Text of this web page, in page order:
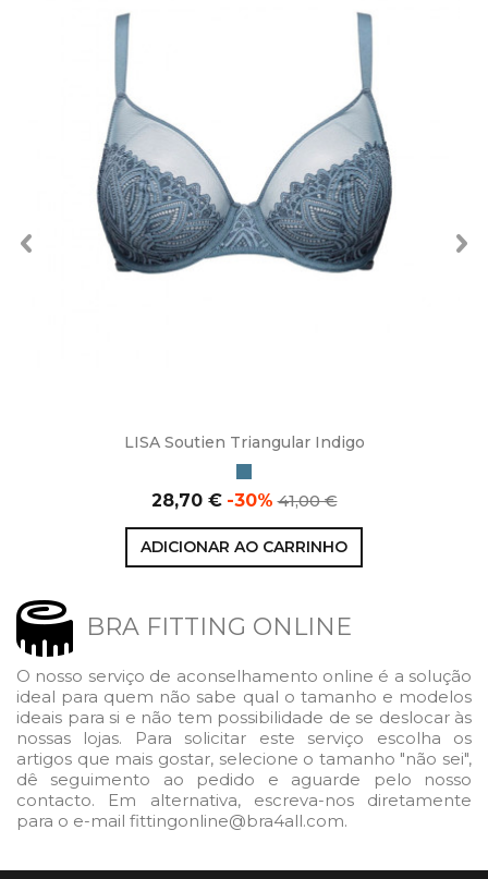
LISA Soutien Triangular Indigo
Preço
28,70 € -30% Preço
41,00 €
ADICIONAR AO CARRINHO
BRA FITTING ONLINE
O nosso serviço de aconselhamento online é a solução
ideal para quem não sabe qual o tamanho e modelos
ideais para si e não tem possibilidade de se deslocar às
nossas lojas. Para solicitar este serviço escolha os
artigos que mais gostar, selecione o tamanho "não sei",
dê seguimento ao pedido e aguarde pelo nosso
contacto. Em alternativa, escreva-nos diretamente
para o e-mail fittingonline@bra4all.com.